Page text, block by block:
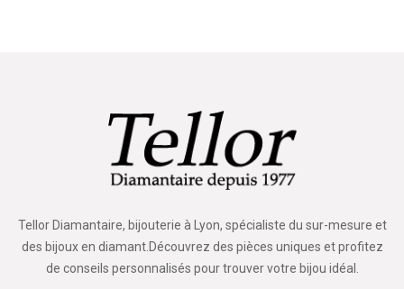
Tellor Diamantaire, bijouterie à Lyon, spécialiste du sur-mesure et
des bijoux en diamant.Découvrez des pièces uniques et profitez
de conseils personnalisés pour trouver votre bijou idéal.